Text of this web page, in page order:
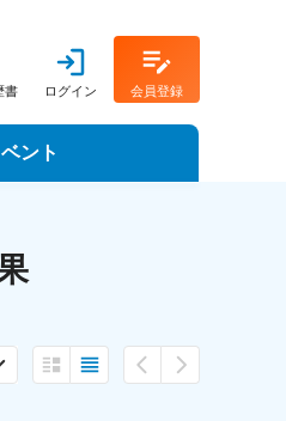
書 ログイン 会員登録
ント